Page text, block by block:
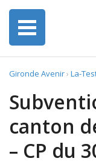
Gironde Avenir› La-
canton
– CP du